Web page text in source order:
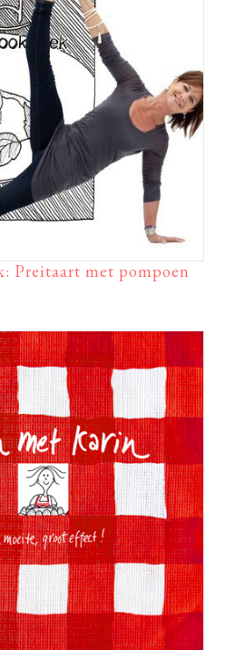
Preitaart met pompoen